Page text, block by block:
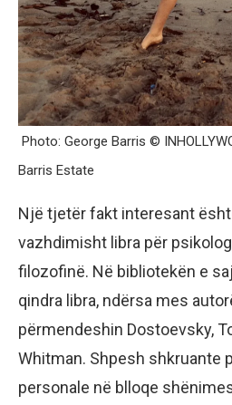
Photo: George Barris ©
Barris Estate
Një tjetër fakt interesant
vazhdimisht libra për
filozofinë. Në bibliotekën e
qindra libra, ndërsa mes
përmendeshin Dostoevsky,
Whitman. Shpesh shkruante
personale në blloqe